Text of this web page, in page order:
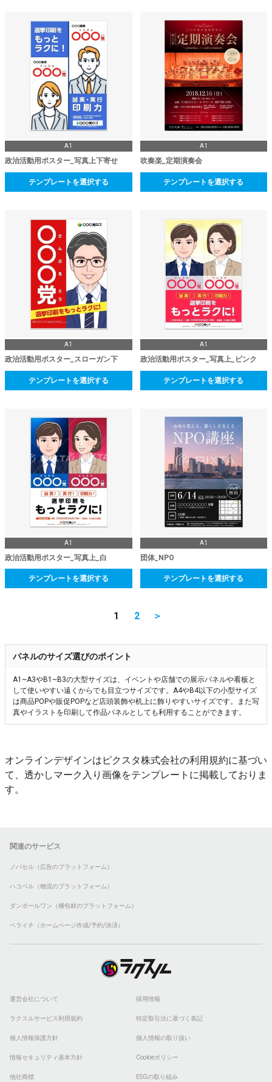
A1
政治活動用ポスター_写真上下寄せ
テンプレートを選択する
A1
吹奏楽_定期演奏会
テンプレートを選択する
A1
政治活動用ポスター_スローガン下
テンプレートを選択する
A1
政治活動用ポスター_写真上_ピンク
テンプレートを選択する
A1
政治活動用ポスター_写真上_白
テンプレートを選択する
A1
団体_NPO
テンプレートを選択する
1 2 ＞
パネルのサイズ選びのポイント
A1~A3やB1~B3の大型サイズは、イベントや店舗での展示パネルや看板と
して使いやすい遠くからでも目立つサイズです。A4やB4以下の小型サイズ
は商品POPや販促POPなど店頭装飾や机上に飾りやすいサイズです。また写
真やイラストを印刷して作品パネルとしても利用することができます。
オンラインデザインはピクスタ株式会社の利用規約に基づい
て、透かしマーク入り画像をテンプレートに掲載しておりま
す。
関連のサービス
ノバセル（広告のプラットフォーム）
ハコベル（物流のプラットフォーム）
ダンボールワン（梱包材のプラットフォーム）
ペライチ（ホームページ作成/予約/決済）
運営会社について 採用情報
ラクスルサービス利用規約 特定取引法に基づく表記
個人情報保護方針 個人情報の取り扱い
情報セキュリティ基本方針 Cookieポリシー
他社商標 ESGの取り組み